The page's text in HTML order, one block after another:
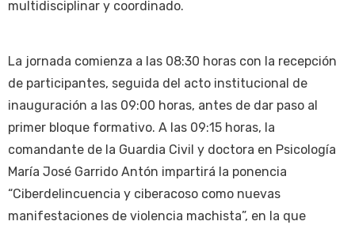
multidisciplinar y coordinado.
La jornada comienza a las 08:30 horas con la recepción
de participantes, seguida del acto institucional de
inauguración a las 09:00 horas, antes de dar paso al
primer bloque formativo. A las 09:15 horas, la
comandante de la Guardia Civil y doctora en Psicología
María José Garrido Antón impartirá la ponencia
“Ciberdelincuencia y ciberacoso como nuevas
manifestaciones de violencia machista”, en la que